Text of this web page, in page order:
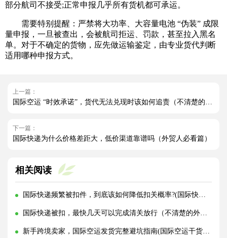
部分航司不接受;正常申报几乎所有货机都可承运。
需要特别提醒：严禁将大功率、大容量电池 “伪装” 成限
量申报，一旦被查出，会被航司拒运、罚款，甚至拉入黑名
单。对于不确定的货物，应先做运输鉴定，由专业货代判断
适用哪种申报方式。
上一篇：
国际空运 “时效承诺”，货代无法兑现时该如何追责（不清楚的跨境电商卖家请看过来）
下一篇：
国际快递为什么价格差距大，低价渠道靠谱吗（外贸人必看篇）
相关阅读
国际快递频繁被扣件，到底该如何降低扣关概率?(国际快递干货知识分享)
国际快递被扣，最快几天可以完成清关放行（不清楚的外贸人看过来）
新手跨境卖家，国际空运发货完整避坑指南(国际空运干货知识分享)